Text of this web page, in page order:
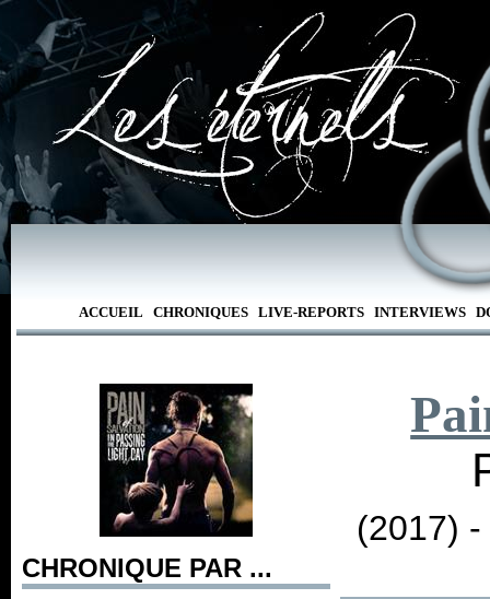
ACCUEIL CHRONIQUES LIVE-REPORTS INTERVIEWS
CHRONIQUE PAR ...
(2017)